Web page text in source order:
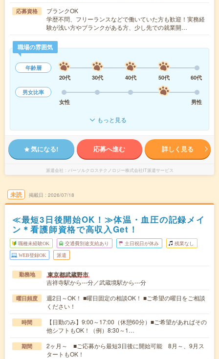
応募資格
ブランクOK
学歴不問、フリーランスなどで働いていた方も歓迎！実務経
験が浅い方やブランクがある方、少し先での就業開…
職場の雰囲気
年齢層
20代
30代 40代 50代
60代
男女比率
女性
男性
もっと見る
気になる! 応募へ進む 詳しく見る
派遣会社 パーソルクロステクノロジー株式会社IT派遣サービス
未読 掲載日 2026/07/18
≪最短3日後開始OK！≫体温・血圧の記録メイ
ン＊看護師資格で高収入Get！
職種未経験OK 交通費別途支給あり 土日祝日が休み 残業なし
WEB登録OK 派遣
勤務地 東京都武蔵野市
吉祥寺駅から---分／武蔵境駅から---分
曜日頻度
週2日～OK！ ■曜日固定の相談OK！ ■ご希望の曜日をご相談
ください！
時間
【日勤のみ】9:00～17:00（休憩60分）■ご希望があればその
他シフトもOK！（例）8:30～1…
期間
2ヶ月～ ■ご応募から最短3日後に開始可能 8月～、9月ス
タートもOK！